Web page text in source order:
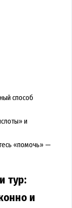
способ
и
«помочь» —
тур:
и